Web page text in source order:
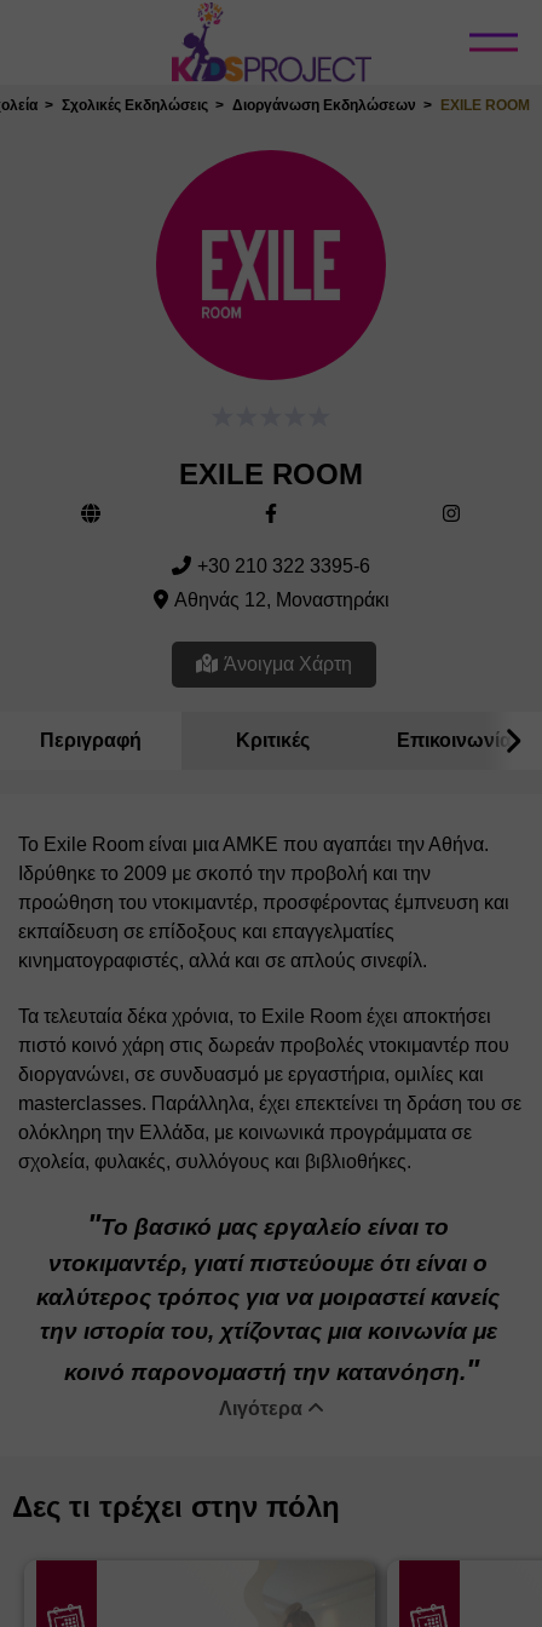
Κλείσιμο
Σχολικές Εκδηλώσεις Διοργάνωση Εκδηλώσεων EXILE ROOM
EXILE ROOM
+30 210 322 3395-6
Αθηνάς 12, Μοναστηράκι
Άνοιγμα Χάρτη
Περιγραφή Κριτικές Επικοινωνία
Το Exile Room είναι μια ΑΜΚΕ που αγαπάει την Αθήνα.
Ιδρύθηκε το 2009 με σκοπό την προβολή και την
προώθηση του ντοκιμαντέρ, προσφέροντας έμπνευση και
εκπαίδευση σε επίδοξους και επαγγελματίες
κινηματογραφιστές, αλλά και σε απλούς σινεφίλ.
Τα τελευταία δέκα χρόνια, το Exile Room έχει αποκτήσει
πιστό κοινό χάρη στις δωρεάν προβολές ντοκιμαντέρ που
διοργανώνει, σε συνδυασμό με εργαστήρια, ομιλίες και
masterclasses. Παράλληλα, έχει επεκτείνει τη δράση του σε
ολόκληρη την Ελλάδα, με κοινωνικά προγράμματα σε
σχολεία, φυλακές, συλλόγους και βιβλιοθήκες.
"Το βασικό μας εργαλείο είναι το
ντοκιμαντέρ, γιατί πιστεύουμε ότι είναι ο
καλύτερος τρόπος για να μοιραστεί κανείς
την ιστορία του, χτίζοντας μια κοινωνία με
κοινό παρονομαστή την κατανόηση."
Λιγότερα
Δες τι τρέχει στην πόλη